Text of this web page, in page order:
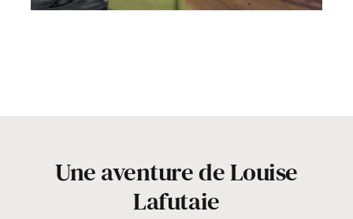
Uneaventurede Louise
Lafutaie